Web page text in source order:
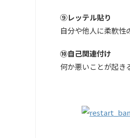
⑨レッテル貼り
自分や他人に柔軟性
⑩自己関連付け
何か悪いことが起き